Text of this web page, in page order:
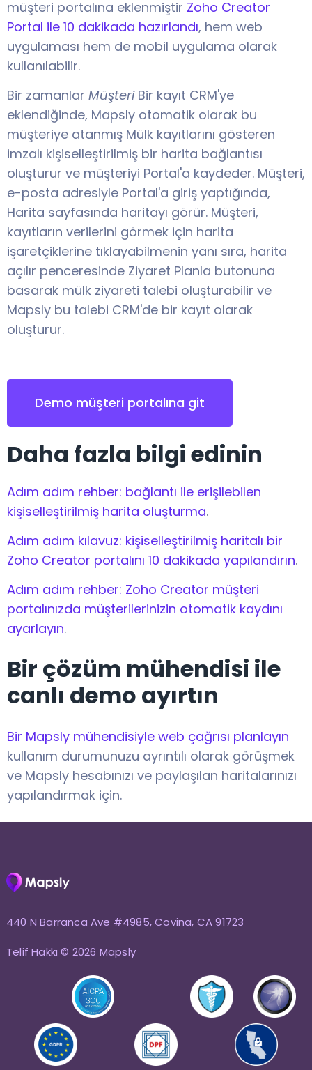
müşteri portalına eklenmiştir Zoho Creator
Portal ile 10 dakikada hazırlandı, hem web
uygulaması hem de mobil uygulama olarak
kullanılabilir.
Bir zamanlar MüşteriBir kayıt CRM'ye
eklendiğinde, Mapsly otomatik olarak bu
müşteriye atanmış Mülk kayıtlarını gösteren
imzalı kişiselleştirilmiş bir harita bağlantısı
oluşturur ve müşteriyi Portal'a kaydeder. Müşteri,
e-posta adresiyle Portal'a giriş yaptığında,
Harita sayfasında haritayı görür. Müşteri,
kayıtların verilerini görmek için harita
işaretçiklerine tıklayabilmenin yanı sıra, harita
açılır penceresinde Ziyaret Planla butonuna
basarak mülk ziyareti talebi oluşturabilir ve
Mapsly bu talebi CRM'de bir kayıt olarak
oluşturur.
Demo müşteri portalına git
Daha fazla bilgi edinin
Adım adım rehber: bağlantı ile erişilebilen
kişiselleştirilmiş harita oluşturma.
Adım adım kılavuz: kişiselleştirilmiş haritalı bir
Zoho Creator portalını 10 dakikada yapılandırın.
Adım adım rehber: Zoho Creator müşteri
portalınızda müşterilerinizin otomatik kaydını
ayarlayın.
Bir çözüm mühendisi ile
canlı demo ayırtın
Bir Mapsly mühendisiyle web çağrısı planlayın
kullanım durumunuzu ayrıntılı olarak görüşmek
ve Mapsly hesabınızı ve paylaşılan haritalarınızı
yapılandırmak için.
440 N Barranca Ave #4985, Covina, CA 91723
Telif Hakkı © 2026 Mapsly